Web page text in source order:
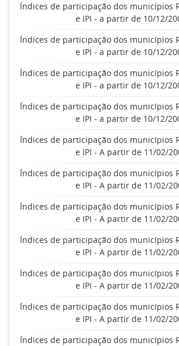
Índices de participação dos municípios
e IPI - a partir de 10/12/
Índices de participação dos municípios
e IPI - a partir de 10/12/
Índices de participação dos municípios
e IPI - a partir de 10/12/
Índices de participação dos municípios
e IPI - a partir de 10/12/
Índices de participação dos municípios
e IPI - A partir de 11/02/
Índices de participação dos municípios
e IPI - A partir de 11/02/
Índices de participação dos municípios
e IPI - A partir de 11/02/
Índices de participação dos municípios
e IPI - A partir de 11/02/
Índices de participação dos municípios
e IPI - A partir de 11/02/
Índices de participação dos municípios
e IPI - A partir de 11/02/
Índices de participação dos municípios